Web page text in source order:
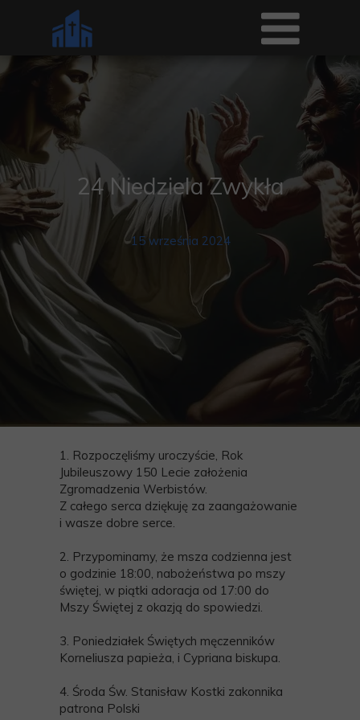
24 Niedziela Zwykła
15 września 2024
1. Rozpoczęliśmy uroczyście, Rok
Jubileuszowy 150 Lecie założenia
Zgromadzenia Werbistów.
Z całego serca dziękuję za zaangażowanie
i wasze dobre serce.
2. Przypominamy, że msza codzienna jest
o godzinie 18:00, nabożeństwa po mszy
świętej, w piątki adoracja od 17:00 do
Mszy Świętej z okazją do spowiedzi.
3. Poniedziałek Świętych męczenników
Korneliusza papieża, i Cypriana biskupa.
4. Środa Św. Stanisław Kostki zakonnika
patrona Polski